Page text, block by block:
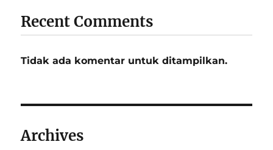
Recent Comments
Tidak ada komentar untuk ditampilkan.
Archives